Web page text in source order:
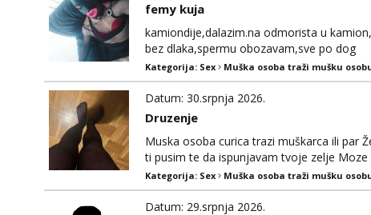
femy kuja
kamiondije,dalazim.na odmorista u
bez dlaka,spermu obozavam,sve po dog
Kategorija: Sex Muška osoba traži mušku
Datum: 30.srpnja 2026.
Druzenje
Muska osoba curica trazi muškarca ili par
ti pusim te da ispunjavam tvoje zelje
Kategorija: Sex Muška osoba traži mušku
Datum: 29.srpnja 2026.